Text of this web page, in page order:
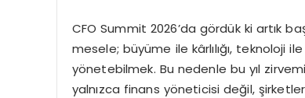
CFO Summit 2026’da gördük ki artık
mesele; büyüme ile kârlılığı, teknoloji
yönetebilmek. Bu nedenle bu yıl
yalnızca finans yöneticisi değil,